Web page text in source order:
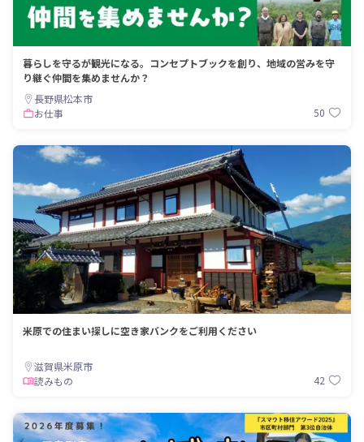
暮らしを守るが観光になる。コンセプトブックを創り、地域の営みを守
り継ぐ仲間を集めませんか？
長野県松本市
お仕事
50
米原での住まい探しに空き家バンクをご利用ください
滋賀県米原市
読みもの
42